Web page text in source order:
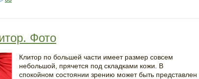
Фото
Клитор по большей части имеет размер совсем
небольшой, прячется под складками кожи. В
спокойном состоянии зрению может быть представлен